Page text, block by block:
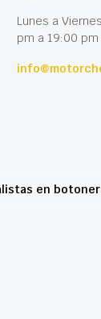
Lunes a
pm a 19:00 pm
en